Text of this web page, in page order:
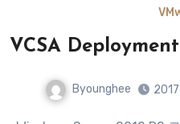
VCSA
Byounghee